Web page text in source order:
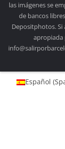
las imágenes se
de bancos
Depositphotos.
apropiada
Español (